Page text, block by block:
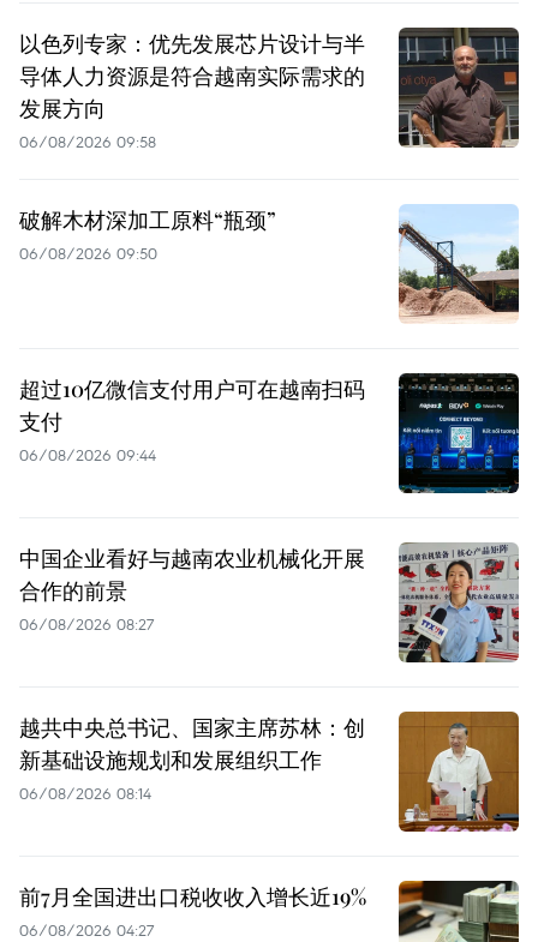
以色列专家：优先发展芯片设计与半
导体人力资源是符合越南实际需求的
发展方向
06/08/2026 09:58
破解木材深加工原料“瓶颈”
06/08/2026 09:50
超过10亿微信支付用户可在越南扫码
支付
06/08/2026 09:44
中国企业看好与越南农业机械化开展
合作的前景
06/08/2026 08:27
越共中央总书记、国家主席苏林：创
新基础设施规划和发展组织工作
06/08/2026 08:14
前7月全国进出口税收收入增长近19%
06/08/2026 04:27